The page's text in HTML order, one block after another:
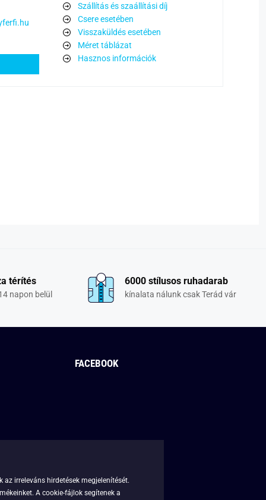
Szállítás és szaállítási díj
Csere esetében
Visszaküldés esetében
Méret táblázat
Hasznos információk
térítés
napon belül
6000 stílusos ruhadarab
kínalata nálunk csak Terád vár
FACEBOOK
irreleváns hirdetések megjelenítését.
A cookie-fájlok segítenek a